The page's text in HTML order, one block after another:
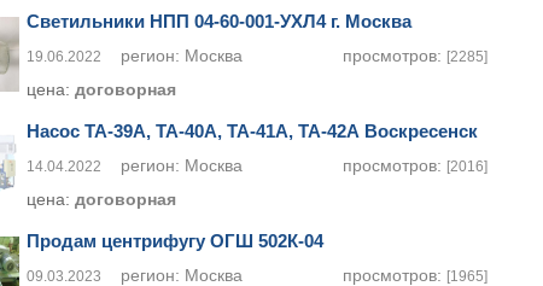
Светильники НПП 04-60-001-УХЛ4 г. Москва
19.06.2022 регион: Москва просмотров: [2285]
цена: договорная
Насос ТА-39А, ТА-40А, ТА-41А, ТА-42А Воскресенск
14.04.2022 регион: Москва просмотров: [2016]
цена: договорная
Продам центрифугу ОГШ 502К-04
09.03.2023 регион: Москва просмотров: [1965]